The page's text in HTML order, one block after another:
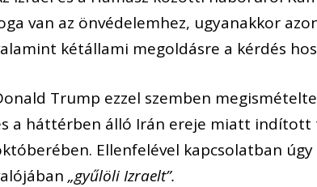
van az önvédelemhez, ugyanakkor
kétállami megoldásre a kérdés
Trump ezzel szemben
a háttérben álló Irán ereje miatt indított
Ellenfelével kapcsolatban
„gyűlöli Izraelt”.